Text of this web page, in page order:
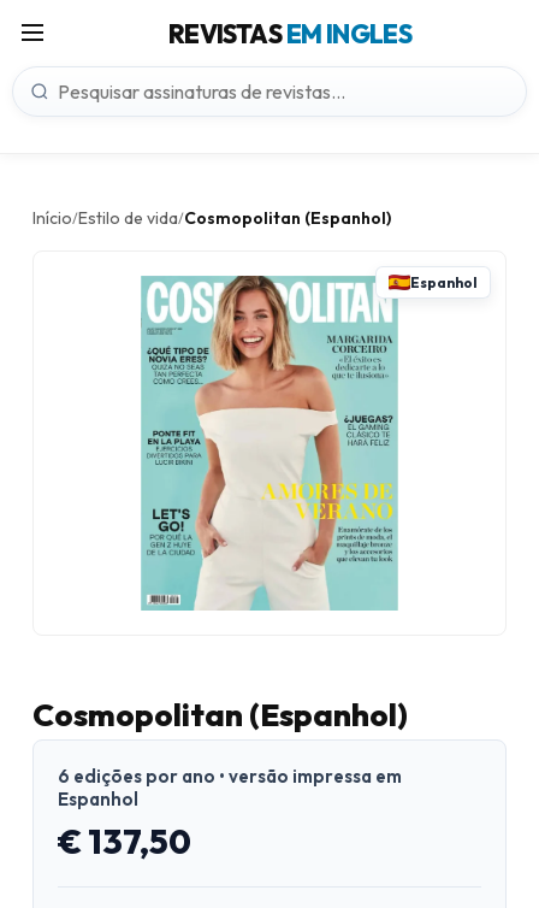
REVISTASEM INGLES
Início/Estilo de vida/Cosmopolitan (Espanhol)
Espanhol
Cosmopolitan (Espanhol)
6 edições por ano • versão impressa em
Espanhol
€ 137,50